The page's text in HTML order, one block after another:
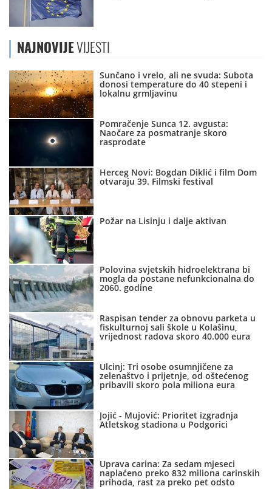
NAJNOVIJEVIJESTI
Sunčano i vrelo, ali ne svuda: Subota
donosi temperature do 40 stepeni i
lokalnu grmljavinu
Pomračenje Sunca 12. avgusta:
Naočare za posmatranje skoro
rasprodate
Herceg Novi: Bogdan Diklić i film Dom
otvaraju 39. Filmski festival
Požar na Lisinju i dalje aktivan
Polovina svjetskih hidroelektrana bi
mogla da postane nefunkcionalna do
2060. godine
Raspisan tender za obnovu parketa u
fiskulturnoj sali škole u Kolašinu,
vrijednost radova skoro 40.000 eura
Ulcinj: Tri osobe osumnjičene za
zelenaštvo i prijetnje, od oštećenog
pribavili skoro pola miliona eura
Jojić - Mujović: Prioritet izgradnja
Atletskog stadiona u Podgorici
Uprava carina: Za sedam mjeseci
naplaćeno preko 832 miliona carinskih
prihoda, rast za preko pet odsto